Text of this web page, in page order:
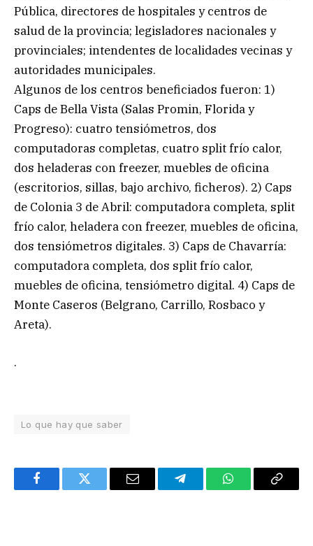
Pública, directores de hospitales y centros de
salud de la provincia; legisladores nacionales y
provinciales; intendentes de localidades vecinas y
autoridades municipales.
Algunos de los centros beneficiados fueron: 1)
Caps de Bella Vista (Salas Promin, Florida y
Progreso): cuatro tensiómetros, dos
computadoras completas, cuatro split frío calor,
dos heladeras con freezer, muebles de oficina
(escritorios, sillas, bajo archivo, ficheros). 2) Caps
de Colonia 3 de Abril: computadora completa, split
frío calor, heladera con freezer, muebles de oficina,
dos tensiómetros digitales. 3) Caps de Chavarría:
computadora completa, dos split frío calor,
muebles de oficina, tensiómetro digital. 4) Caps de
Monte Caseros (Belgrano, Carrillo, Rosbaco y
Areta).
.
Lo que hay que saber
FacebookTwitter Email TelegramWhatsAppCopy